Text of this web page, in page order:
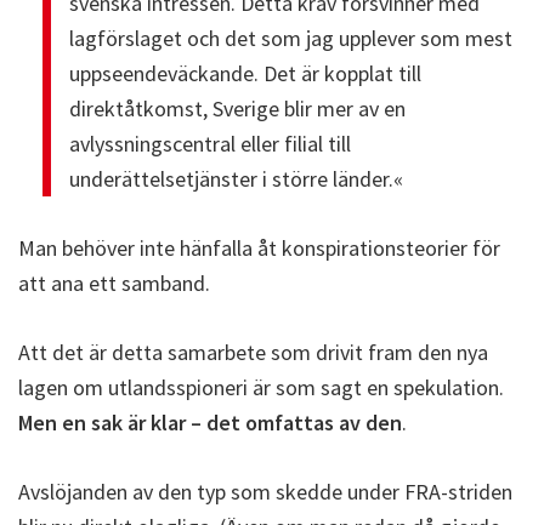
lagförslaget och det som jag upplever som mest
uppseendeväckande. Det är kopplat till
direktåtkomst, Sverige blir mer av en
avlyssningscentral eller filial till
underättelsetjänster i större länder.«
Man behöver inte hänfalla åt konspirationsteorier för
att ana ett samband.
Att det är detta samarbete som drivit fram den nya
lagen om utlandsspioneri är som sagt en spekulation.
Men en sak är klar – det omfattas av den.
Avslöjanden av den typ som skedde under FRA-striden